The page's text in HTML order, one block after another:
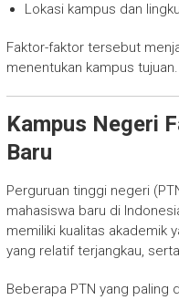
Lokasi kampus dan
Faktor-faktor tersebut
menentukan kampus tujuan.
Kampus Negeri
Baru
Perguruan tinggi negeri
mahasiswa baru di
memiliki kualitas akademik
yang relatif terjangkau,
Beberapa PTN yang paling